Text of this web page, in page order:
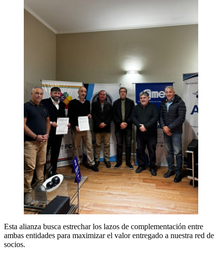
Esta alianza busca estrechar los lazos de complementación entre
ambas entidades para maximizar el valor entregado a nuestra red de
socios.